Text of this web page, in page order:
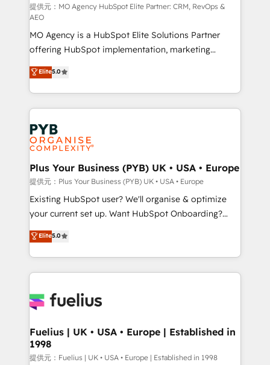
and implementation. - Pre-built and custom
integrations across your full tech stack. - Custom
object setup, CMS builds, and full-funnel automation.
- Dashboards, lifecycle campaigns, and lead
nurturing sequences. - Cross-hub setup across
Marketing, Sales, Operations, and Service Hubs. -
Ongoing optimization, managed support, and
scalable retainers. Let’s make HubSpot your most
powerful growth engine. Built to convert, scale, and
drive results.
提供元：MO Agency HubSpot Elite Partner: CRM, RevOps &
AEO
MO Agency is a HubSpot Elite Solutions Partner
offering HubSpot implementation, marketing
automation, CRM and RevOps consulting, data
architecture, sales enablement, lifecycle automation,
lead scoring and revenue reporting. HubSpot,
Salesforce and integrated enterprise stacks. Digital
Marketing, Answer Engine Optimisation, and
Generative Engine Optimisation (AI Search),
HubSpot Content Hub, WordPress development,
B2B SEO, paid media, and content. We work with
enterprise and growth-led companies across
technology, professional services, financial services
and industrial sectors. Offices in Johannesburg, Cape
implementations delivered. AI visibility coverage
across ChatGPT, Claude, Perplexity, Gemini and
Innovation HubSpot Impact Award - Platform
Migration Excellence HubSpot Impact Award -
professionals.
Elite5.0
Plus Your Business (PYB) UK • USA • Europe
提供元：Plus Your Business (PYB) UK • USA • Europe
Existing HubSpot user? We'll organise & optimize
your current set up. Want HubSpot Onboarding?
We'll customise your CRM & automate your business
processes. Welcome to our Profile! We can help
with... • CRM implementation, reports & workflows,
and team training • CRM migration: Salesforce,
Custom API integrations A little about us... • Boutique
for Sales Hub, Marketing Hub, Service Hub, Data
Hub and Website (CMS) • ISO/IEC 27001:2022, ISO
9001:2015 and now... ISO 42001: 2023 certified •
Elite5.0
Fuelius | UK • USA • Europe | Established in
1998
提供元：Fuelius | UK • USA • Europe | Established in 1998